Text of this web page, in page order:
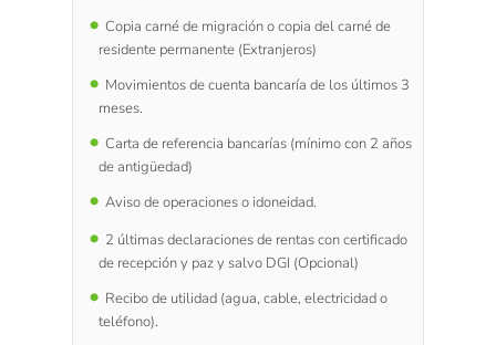
Copia carné de migración o copia del carné de
residente permanente (Extranjeros)
Movimientos de cuenta bancaría de los últimos 3
meses.
Carta de referencia bancarías (mínimo con 2 años
de antigüedad)
Aviso de operaciones o idoneidad.
2 últimas declaraciones de rentas con certificado
de recepción y paz y salvo DGI (Opcional)
Recibo de utilidad (agua, cable, electricidad o
teléfono).